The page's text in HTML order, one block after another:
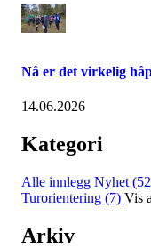
Nå er det virkelig
14.06.2026
Kategori
Alle innlegg Nyhet
Turorientering (7) Vis
Arkiv